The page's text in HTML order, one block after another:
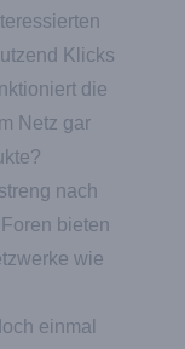
Klicks
die
Netz gar
nach
bieten
wie
einmal